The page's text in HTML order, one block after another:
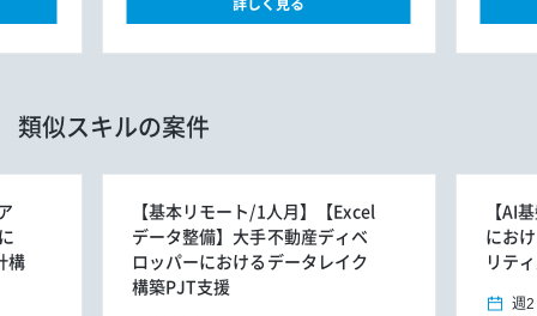
詳しく見る
類似スキルの案件
構
【基本リモート/1人月】【Excel
データ整備】大手不動産ディベ
ロッパーにおけるデータレイク
構築PJT支援
【AI
にお
リテ
週2